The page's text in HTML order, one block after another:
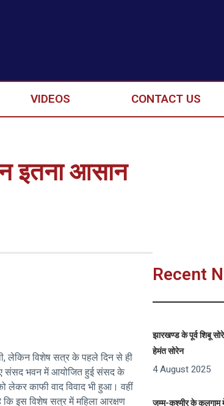
VIDEOS CONTACT US
इतना आसान
लेकिन विशेष सत्र के पहले दिन से ही
संसद भवन में आयोजित हुई संसद के
लेकर काफी वाद विवाद भी हुआ। वहीं
कि इस विशेष सत्र में महिला आरक्षण
Recent
झारखण्ड के पूर्व शिबू
हेमंत सोरेन
4 August 2025
जम्मू-कश्मीर के कुलगाम